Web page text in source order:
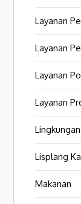
Layanan
Layanan
Layanan
Layanan
Lingkungan
Lisplang
Makanan